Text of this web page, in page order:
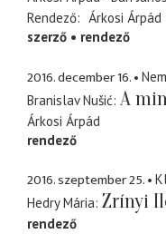
Rendező
Árkosi Árpád
szerző
rendező
2016. december 16.
Branislav Nušić A
Árkosi Árpád
rendező
2016. szeptember 25.
Hedry Mária Zrínyi
rendező